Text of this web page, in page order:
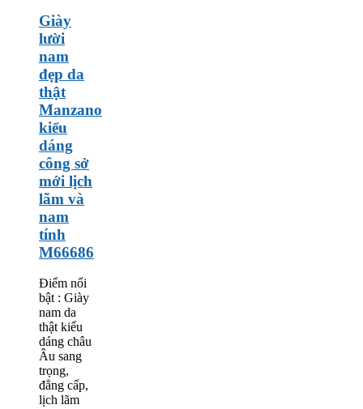
Giày
lười
nam
đẹp da
thật
Manzano
kiểu
dáng
công sở
mới lịch
lãm và
nam
tính
M66686
Điểm nổi
bật : Giày
nam da
thật kiểu
dáng châu
Âu sang
trọng,
đẳng cấp,
lịch lãm